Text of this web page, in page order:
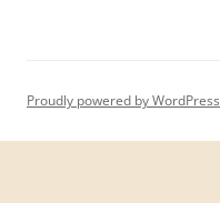
Proudly powered by WordPress